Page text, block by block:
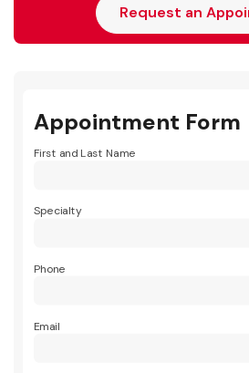
Request an
Appointment Form
First and Last Name
Specialty
Phone
Email